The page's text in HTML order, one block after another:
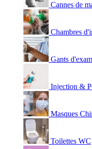
Cannes de
Chambres
Gants
Injection &
Masques
Toilettes WC